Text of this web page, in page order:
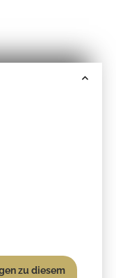
zu diesem